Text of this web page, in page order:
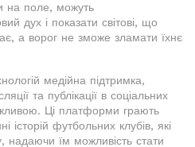
на поле, можуть
дух і показати світові, що
а ворог не зможе зламати їхнє
медійна підтримка,
та публікації в соціальних
Ці платформи грають
історій футбольних клубів, які
надаючи їм можливість стати